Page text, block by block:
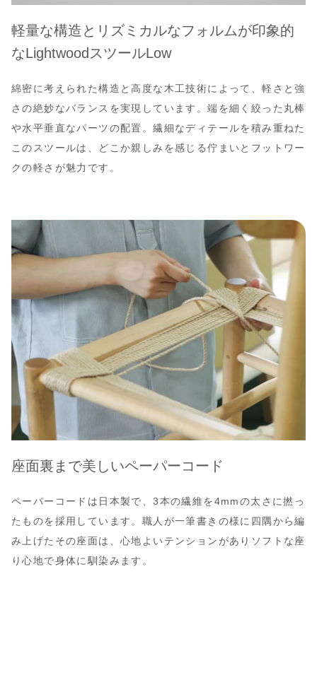
軽量な構造とリズミカルなフォルムが印象的
なLightwoodスツールLow
綿密に考えられた構造と高度な木工技術によって、軽さと強
さの絶妙なバランスを実現しています。端を細く絞った丸棒
や水平垂直なパーツの配置。繊細なディテールを積み重ねた
このスツールは、どこか親しみを感じる佇まいとフットワー
クの軽さが魅力です。
座面裏まで美しいペーパーコード
ペーパーコードは日本製で、3本の繊維を4mmの太さに撚っ
たものを採用しています。職人が一筆書きの様に四隅から編
み上げたその座面は、心地よいテンションがありソフトな座
り心地で身体に馴染みます。